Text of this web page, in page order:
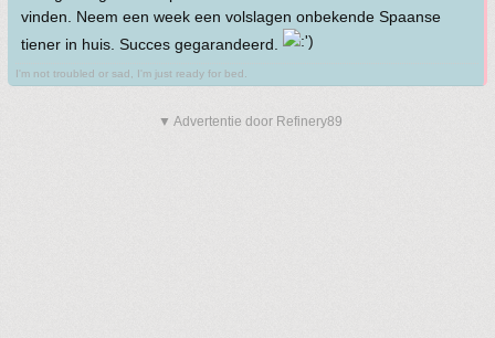
vinden. Neem een week een volslagen onbekende Spaanse
tiener in huis. Succes gegarandeerd.
I'm not troubled or sad, I'm just ready for bed.
▼ Advertentie door Refinery89